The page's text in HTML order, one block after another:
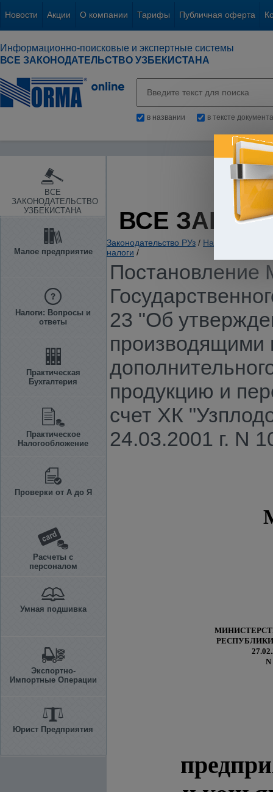
Новости Акции О компании Тарифы Публичная оферта
Информационно-поисковые и экспертные системы
ВСЕ ЗАКОНОДАТЕЛЬСТВО УЗБЕКИСТАНА
в названии в тексте документа
ВСЕ
ЗАКОНОДАТЕЛЬСТВО
УЗБЕКИСТАНА
Малое предприятие
Налоги: Вопросы и
ответы
Практическая
Бухгалтерия
Практическое
Налогообложение
Проверки от А до Я
Расчеты с
персоналом
Умная подшивка
Экспортно-
Импортные Операции
Юрист Предприятия
ВСЕ
Законодательство РУз / Налоги.
налоги /
Постановление
23 "Об
производящими
продукцию и
счет ХК
24.03.2001 г. N
N